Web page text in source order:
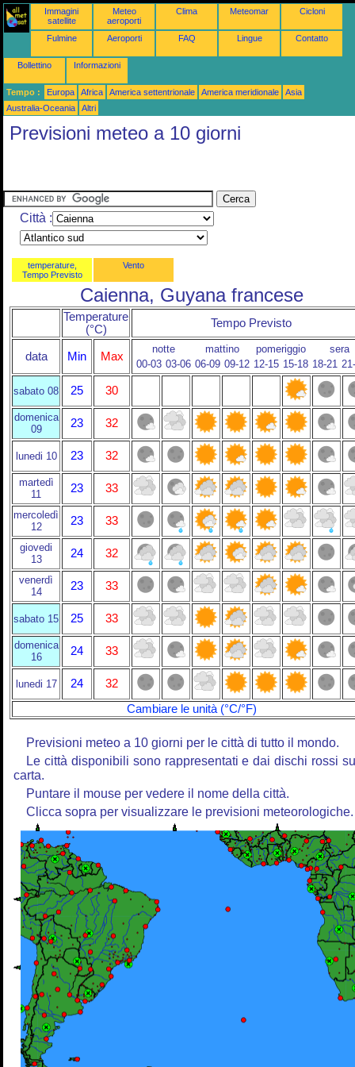
Immagini
satellite
Meteo
aeroporti
Clima Meteomar Cicloni
Fulmine Aeroporti FAQ Lingue Contatto
Bollettino Informazioni
Tempo : Europa Africa America settentrionale America meridionale
Asia
Australia-Oceania
Altri
Previsioni meteo a 10 giorni
Città :
temperature,
Tempo Previsto
Vento
Caienna, Guyana francese
Temperature
(°C)
Tempo Previsto
data Min Max
notte mattino pomeriggio
sera
00-03 03-06 06-09 09-12 12-15 15-18 18-21
sabato 08 25 30
domenica
09
23 32
lunedi 10 23 32
martedì
11
23 33
mercoledì
12
23 33
giovedi
13
24 32
venerdì
14
23 33
sabato 15 25 33
domenica
16
24 33
lunedi 17 24
32
Cambiare le unità (°C/°F)
Previsioni meteo a 10 giorni per le città di tutto il mondo.
Le città disponibili sono rappresentati e dai dischi rossi
carta.
Puntare il mouse per vedere il nome della città.
Clicca sopra per visualizzare le previsioni meteorologiche.